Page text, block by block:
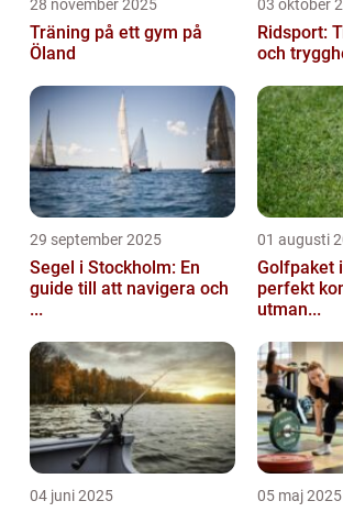
28 november 2025
Träning på ett gym på
Öland
03 oktober
Ridsport:
och
29 september 2025
Segel i Stockholm: En
guide till att navigera och
...
01 augusti
Golfpaket
perfekt
utman...
04 juni 2025 05 maj 2025